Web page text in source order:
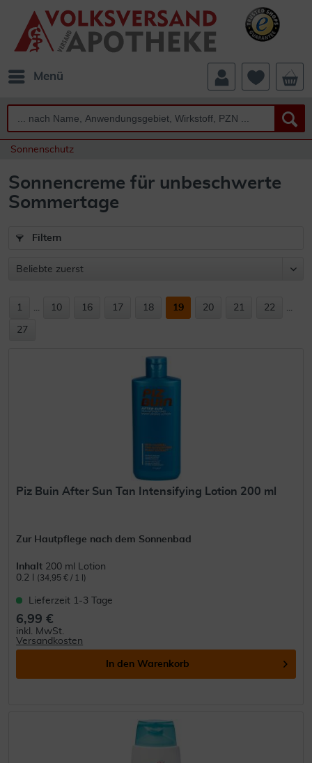
Menü
Sonnenschutz
Sonnencreme für unbeschwerte
Sommertage
Filtern
1 ... 10 16 17 18 19 20 21 22 ...
27
Piz Buin After Sun Tan Intensifying Lotion 200 ml
Zur Hautpflege nach dem Sonnenbad
Inhalt 200 ml Lotion
0.2 l
(34,95 € / 1 l)
Lieferzeit 1-3 Tage
6,99 €
inkl. MwSt.
Versandkosten
In den Warenkorb